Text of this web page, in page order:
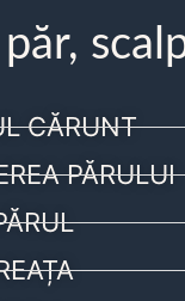
CĂRUNT
PĂRULUI